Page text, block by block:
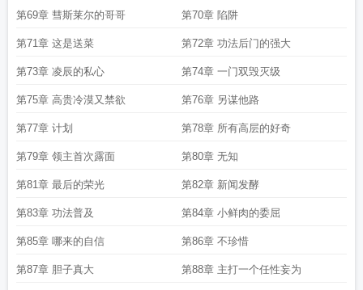
第69章 彗斯莱尔的哥哥 第70章 陷阱
第71章 这是送菜 第72章 功法后门的强大
第73章 凌辰的私心 第74章 一门双毁灭级
第75章 高贵冷漠又禁欲 第76章 另谋他路
第77章 计划 第78章 所有高层的好奇
第79章 领主首次露面 第80章 无知
第81章 最后的荣光 第82章 新闻发酵
第83章 功法普及 第84章 小鲜肉的委屈
第85章 哪来的自信 第86章 不珍惜
第87章 胆子真大 第88章 主打一个任性妄为